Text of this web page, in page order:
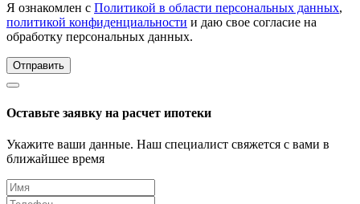
Я ознакомлен с Политикой в области персональных данных,
политикой конфиденциальности и даю свое согласие на
обработку персональных данных.
Отправить
Оставьте заявку на расчет ипотеки
Укажите ваши данные. Наш специалист свяжется с вами в
ближайшее время